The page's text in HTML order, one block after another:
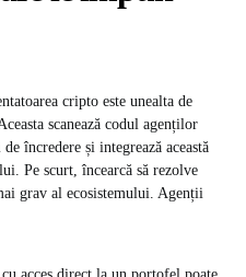
cripto este unealta de
scanează codul agenților
încredere și integrează această
Pe scurt, încearcă să rezolve
grav al ecosistemului. Agenții